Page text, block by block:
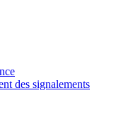
des signalements